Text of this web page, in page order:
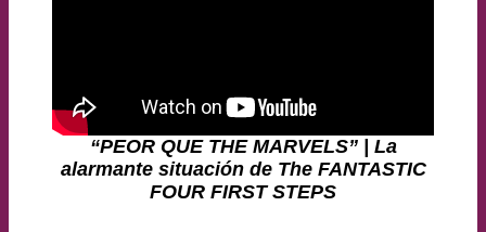
“PEOR QUE THE MARVELS” | La
alarmante situación de The FANTASTIC
FOUR FIRST STEPS